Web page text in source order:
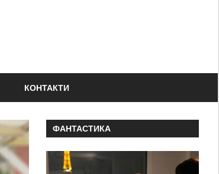
КОНТАКТИ
ФАНТАСТИКА